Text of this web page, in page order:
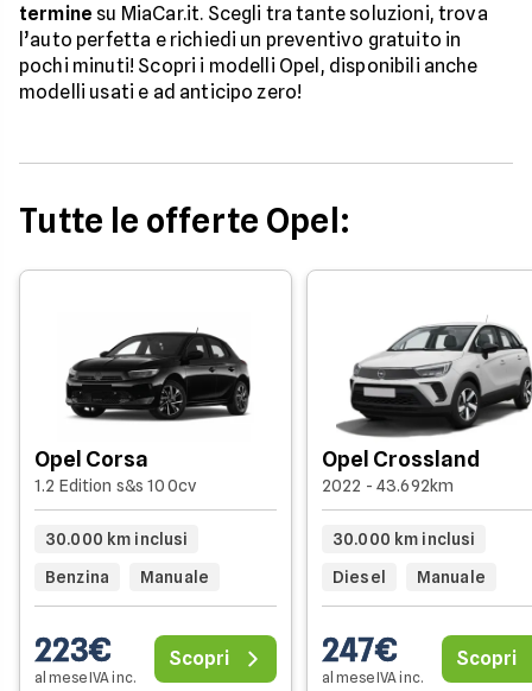
termine su MiaCar.it. Scegli tra tante soluzioni, trova
l’auto perfetta e richiedi un preventivo gratuito in
pochi minuti! Scopri i modelli Opel, disponibili anche
modelli usati e ad anticipo zero!
Tutte le offerte Opel:
Opel Corsa
1.2 Edition s&s 100cv
30.000 km inclusi
Benzina
Manuale
223€
al mese IVA inc.
Scopri
Opel Crossland
2022 - 43.692km
30.000 km inclusi
Diesel
Manuale
247€
al mese IVA inc.
Scopri